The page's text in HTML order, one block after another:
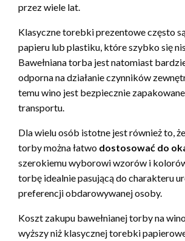
przez wiele lat.
Klasyczne torebki prezentowe często
papieru lub plastiku, które szybko się
Bawełniana torba jest natomiast
odporna na działanie czynników
temu wino jest bezpiecznie
transportu.
Dla wielu osób istotne jest również to,
torby można łatwo dostosować do
szerokiemu wyborowi wzorów i
torbę idealnie pasującą do charakteru
preferencji obdarowywanej osoby.
Koszt zakupu bawełnianej torby na
wyższy niż klasycznej torebki